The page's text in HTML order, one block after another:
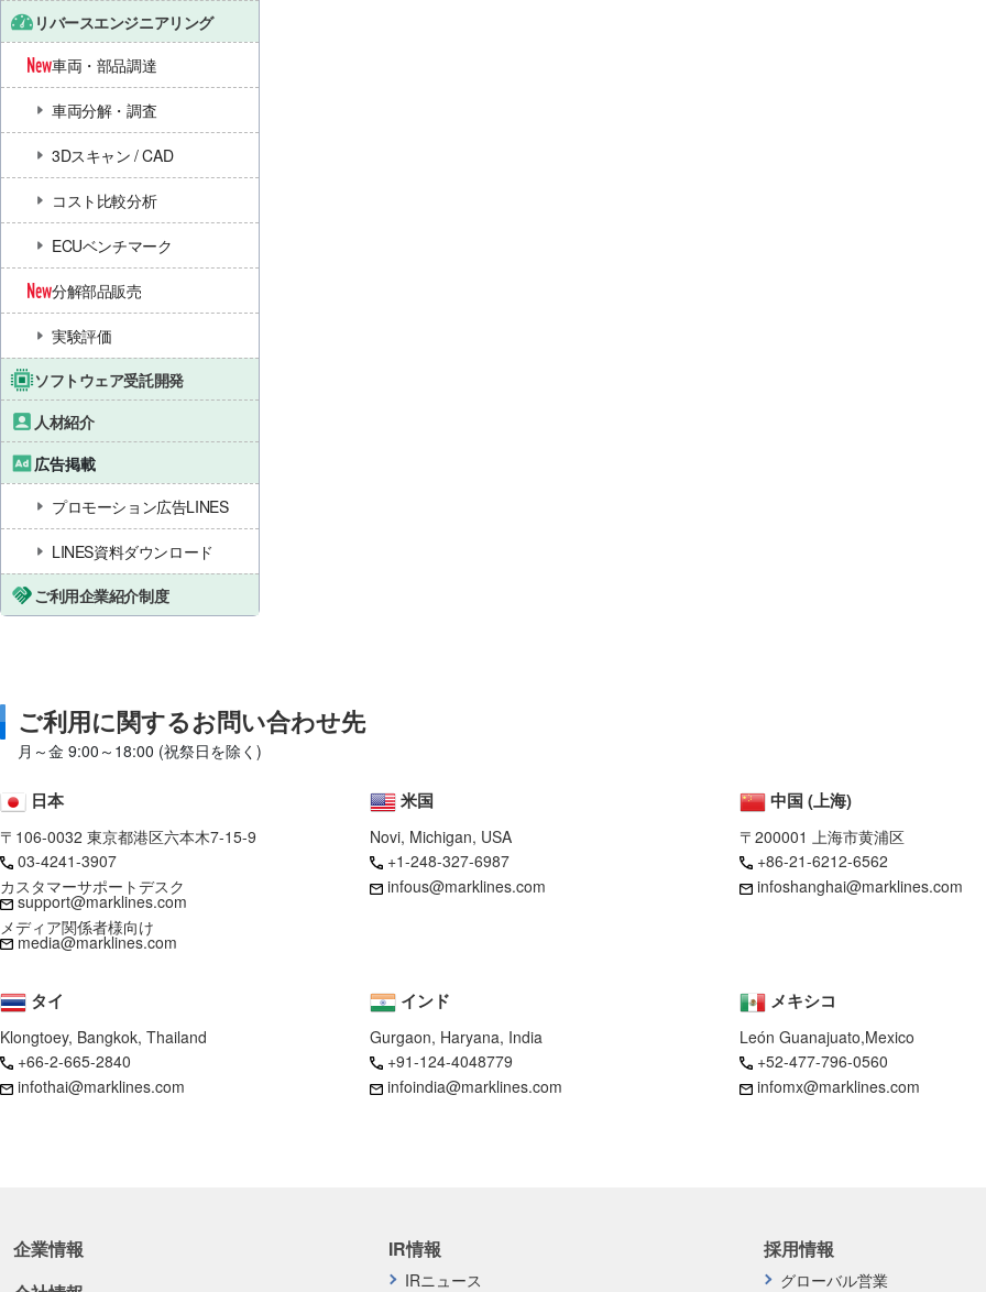
リバースエンジニアリング
車両・部品調達
車両分解・調査
3Dスキャン / CAD
コスト比較分析
ECUベンチマーク
分解部品販売
実験評価
ソフトウェア受託開発
人材紹介
広告掲載
プロモーション広告LINES
LINES資料ダウンロード
ご利用企業紹介制度
ご利用に関するお問い合わせ先
月～金 9:00～18:00 (祝祭日を除く)
日本
〒106-0032 東京都港区六本木7-15-9
03-4241-3907
カスタマーサポートデスク
support@marklines.com
メディア関係者様向け
media@marklines.com
米国
Novi, Michigan, USA
+1-248-327-6987
infous@marklines.com
メキシコ
León Guanajuato,Mexico
+52-477-796-0560
infomx@marklines.com
中国 (上海)
〒200001 上海市黄浦区
+86-21-6212-6562
infoshanghai@marklines.com
タイ
Klongtoey, Bangkok, Thailand
+66-2-665-2840
infothai@marklines.com
インド
Gurgaon, Haryana, India
+91-124-4048779
infoindia@marklines.com
企業情報 採用情報
グローバル営業
IR情報
IRニュース